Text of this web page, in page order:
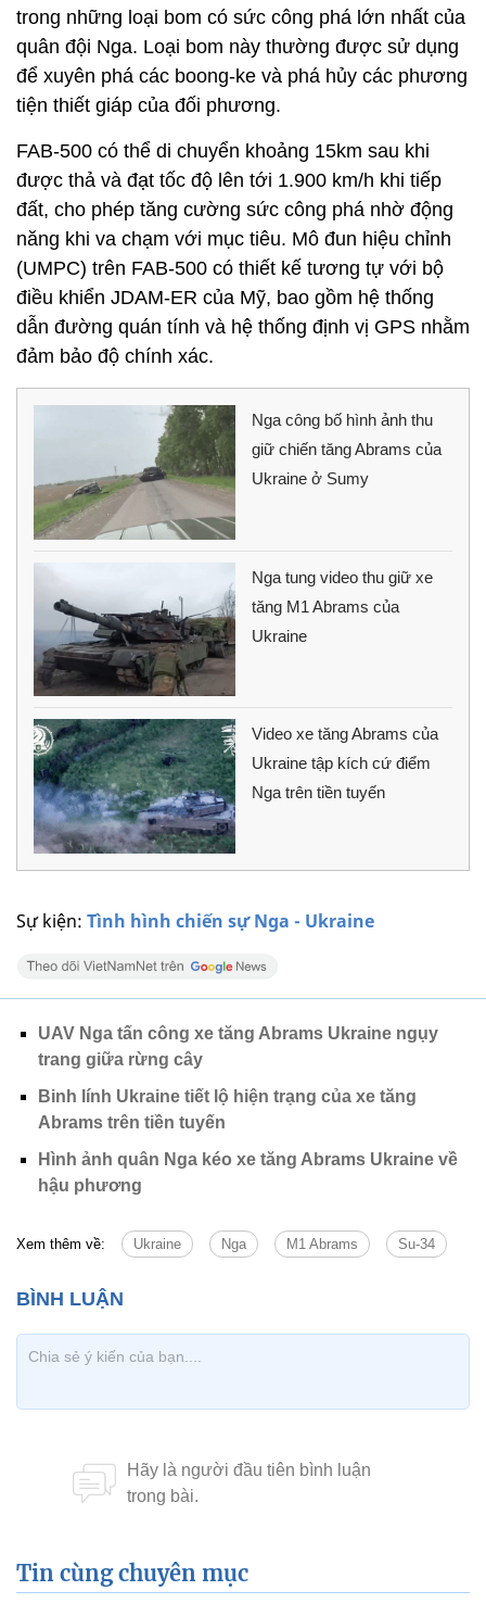
Sự kiện: Tình hình chiến sự Nga - Ukraine
trong những loại bom có sức công phá lớn nhất của
quân đội Nga. Loại bom này thường được sử dụng
để xuyên phá các boong-ke và phá hủy các phương
tiện thiết giáp của đối phương.
FAB-500 có thể di chuyển khoảng 15km sau khi
được thả và đạt tốc độ lên tới 1.900 km/h khi tiếp
đất, cho phép tăng cường sức công phá nhờ động
năng khi va chạm với mục tiêu. Mô đun hiệu chỉnh
(UMPC) trên FAB-500 có thiết kế tương tự với bộ
điều khiển JDAM-ER của Mỹ, bao gồm hệ thống
dẫn đường quán tính và hệ thống định vị GPS nhằm
đảm bảo độ chính xác.
Nga công bố hình ảnh thu
giữ chiến tăng Abrams của
Ukraine ở Sumy
Nga tung video thu giữ xe
tăng M1 Abrams của
Ukraine
Video xe tăng Abrams của
Ukraine tập kích cứ điểm
Nga trên tiền tuyến
UAV Nga tấn công xe tăng Abrams Ukraine ngụy
trang giữa rừng cây
Binh lính Ukraine tiết lộ hiện trạng của xe tăng
Abrams trên tiền tuyến
Hình ảnh quân Nga kéo xe tăng Abrams Ukraine về
hậu phương
Xem thêm về: Ukraine Nga M1 Abrams Su-34
Tin cùng chuyên mục